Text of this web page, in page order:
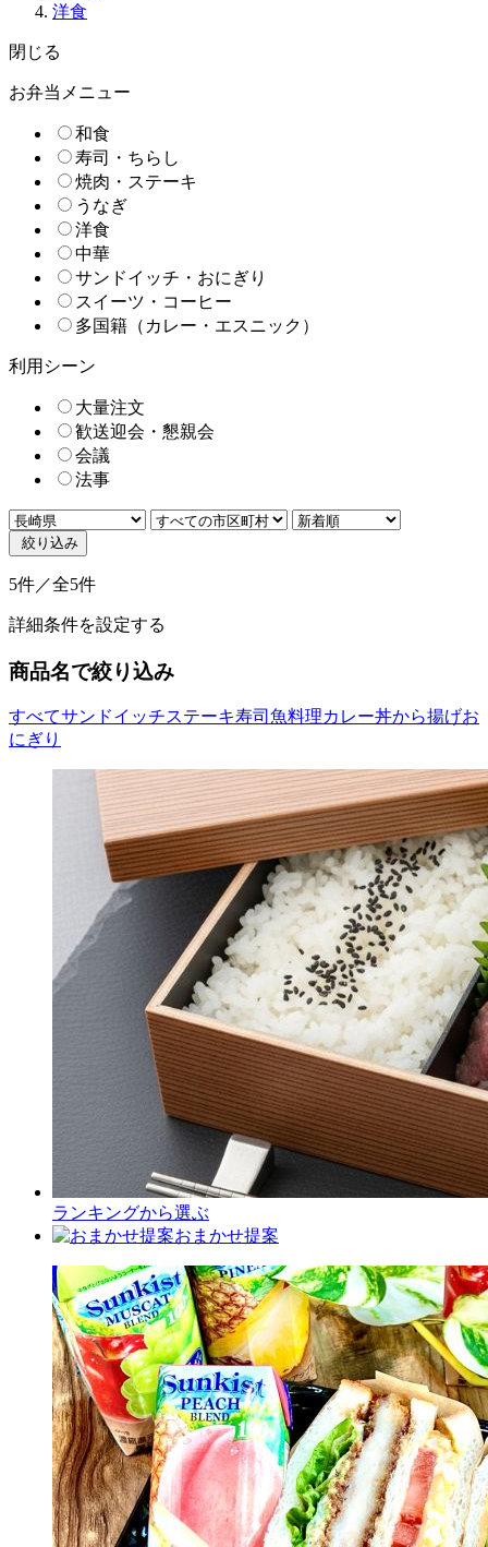
洋食
閉じる
お弁当メニュー
和食
寿司・ちらし
焼肉・ステーキ
うなぎ
洋食
中華
サンドイッチ・おにぎり
スイーツ・コーヒー
多国籍（カレー・エスニック）
利用シーン
大量注文
歓送迎会・懇親会
会議
法事
絞り込み
5件／全5件
詳細条件を設定する
商品名で絞り込み
すべてサンドイッチステーキ寿司 魚料理カレー丼から揚げお
にぎり
ランキングから選ぶ
おまかせ提案